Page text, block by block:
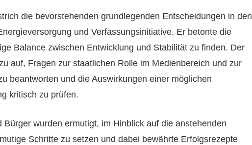
die bevorstehenden grundlegenden Entscheidungen in den
und Verfassungsinitiative. Er betonte die
Balance zwischen Entwicklung und Stabilität zu finden. Der
auf, Fragen zur staatlichen Rolle im Medienbereich und zur
beantworten und die Auswirkungen einer möglichen
kritisch zu prüfen.
Bürger wurden ermutigt, im Hinblick auf die anstehenden
Schritte zu setzen und dabei bewährte Erfolgsrezepte